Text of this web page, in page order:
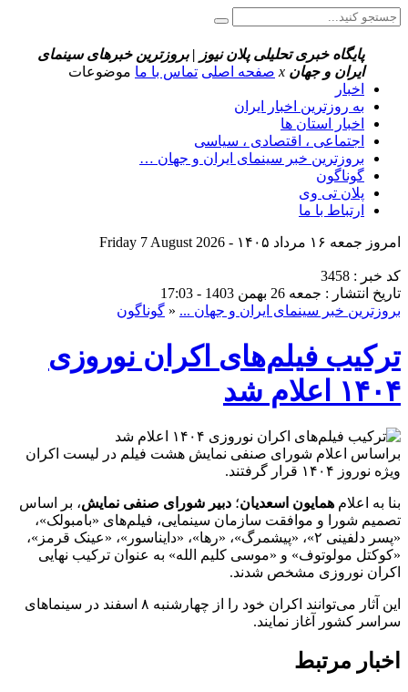
پایگاه خبری تحلیلی پلان نیوز | بروزترین خبرهای سینمای
ایران و جهان x صفحه اصلی تماس با ما موضوعات
اخبار
به روزترین اخبار ایران
اخبار استان ها
اجتماعی ، اقتصادی ، سیاسی
بروزترین خبر سینمای ایران و جهان …
گوناگون
پلان تی وی
ارتباط با ما
امروز جمعه ۱۶ مرداد ۱۴۰۵ - Friday 7 August 2026
کد خبر : 3458
تاریخ انتشار : جمعه 26 بهمن 1403 - 17:03
بروزترین خبر سینمای ایران و جهان ... « گوناگون
ترکیب فیلم‌های اکران نوروزی
۱۴۰۴ اعلام شد
براساس اعلام شورای صنفی نمایش هشت فیلم در لیست اکران
ویژه نوروز ١۴٠۴ قرار گرفتند.
بنا به اعلام همایون اسعدیان؛ دبیر شورای صنفی نمایش، بر اساس
تصمیم شورا و موافقت سازمان سینمایی، فیلم‌های «بامبولک»،
«پسر دلفینی ۲»، «پیشمرگ»، «رها»، «دایناسور»، «عینک قرمز»،
«کوکتل مولوتوف» و «موسی کلیم الله» به عنوان ترکیب نهایی
اکران نوروزی مشخص شدند.
این آثار می‌توانند اکران خود را از چهارشنبه ۸ اسفند در سینما‌های
سراسر کشور آغاز نمایند.
اخبار مرتبط